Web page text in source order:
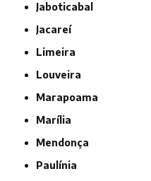
Jaboticabal
Jacareí
Limeira
Louveira
Marapoama
Marília
Mendonça
Paulínia